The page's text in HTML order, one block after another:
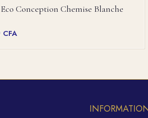
Conception Chemise Blanche
CFA